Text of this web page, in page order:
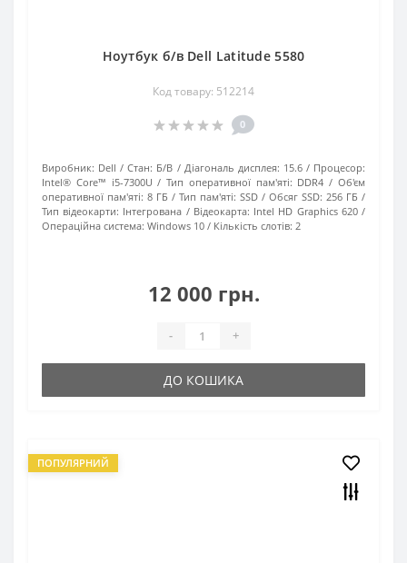
Ноутбук б/в Dell Latitude 5580
Код товару: 512214
0
Виробник: Dell Стан: Б/В Діагональ дисплея: 15.6
Процесор:
Intel® Core™ i5-7300U
Тип оперативної пам'яті: DDR4
Об'єм
оперативної пам'яті: 8 ГБ Тип пам'яті: SSD Обсяг SSD: 256 ГБ
Тип відеокарти: Інтегрована Відеокарта: Intel HD Graphics 620
Операційна система: Windows 10 Кількість слотів: 2
12 000 грн.
- +
ДО КОШИКА
ПОПУЛЯРНИЙ